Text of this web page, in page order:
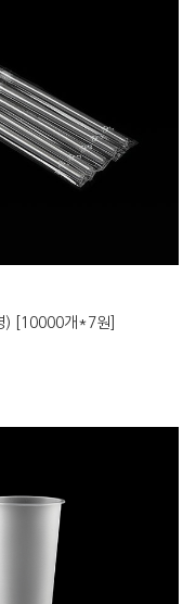
) [10000개*7원]